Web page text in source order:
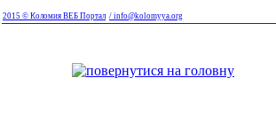
2015 © Коломия ВЕБ Портал / info@kolomyya.org